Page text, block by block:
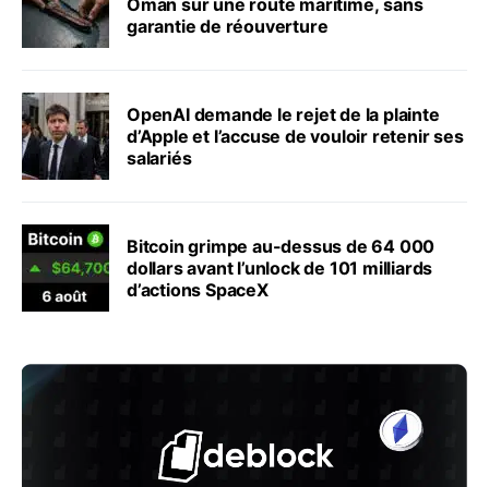
garantie de réouverture
OpenAI demande le rejet de la plainte
d’Apple et l’accuse de vouloir retenir ses
salariés
Bitcoin grimpe au-dessus de 64 000
dollars avant l’unlock de 101 milliards
d’actions SpaceX